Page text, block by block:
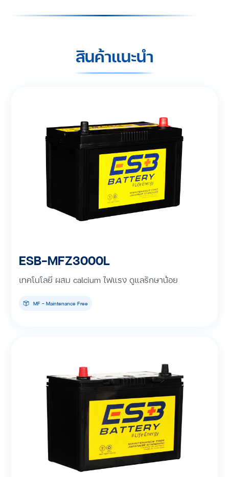
สินค้าแนะนำ
ESB-MFZ3000L
เทคโนโลยี ผสม calcium ไฟแรง ดูแลรักษาน้อย
MF - Maintenance Free